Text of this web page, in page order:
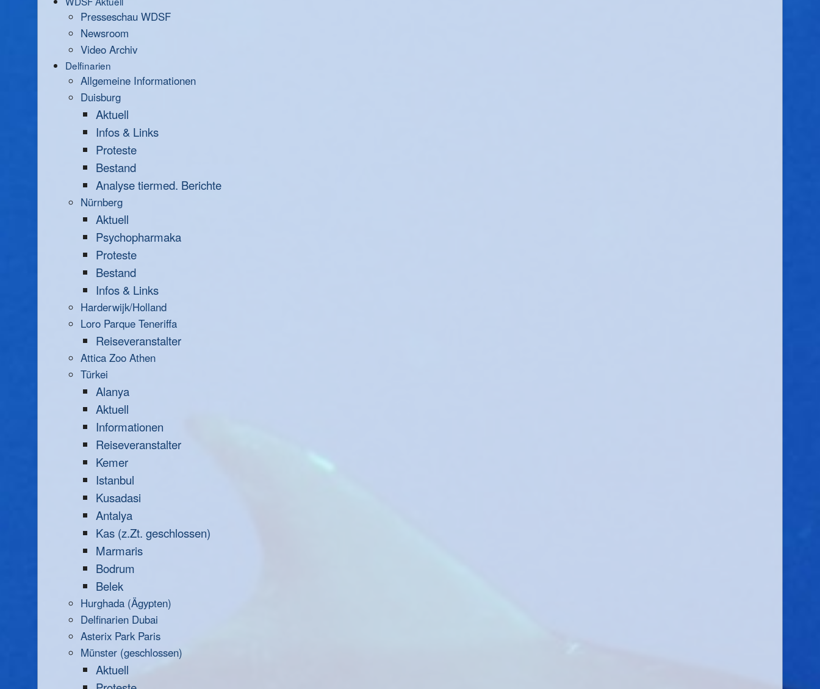
Presseschau WDSF
Newsroom
Video Archiv
Delfinarien
Allgemeine Informationen
Duisburg
Aktuell
Infos & Links
Proteste
Bestand
Analyse tiermed. Berichte
Nürnberg
Aktuell
Psychopharmaka
Proteste
Bestand
Infos & Links
Harderwijk/Holland
Loro Parque Teneriffa
Reiseveranstalter
Attica Zoo Athen
Türkei
Alanya
Aktuell
Informationen
Reiseveranstalter
Kemer
Istanbul
Kusadasi
Antalya
Kas (z.Zt. geschlossen)
Marmaris
Bodrum
Belek
Hurghada (Ägypten)
Delfinarien Dubai
Asterix Park Paris
Münster (geschlossen)
Aktuell